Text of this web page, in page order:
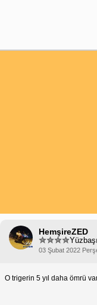
HemşireZED
Yüzbaşı
03 Şubat 2022
O trigerin 5 yıl daha ömrü